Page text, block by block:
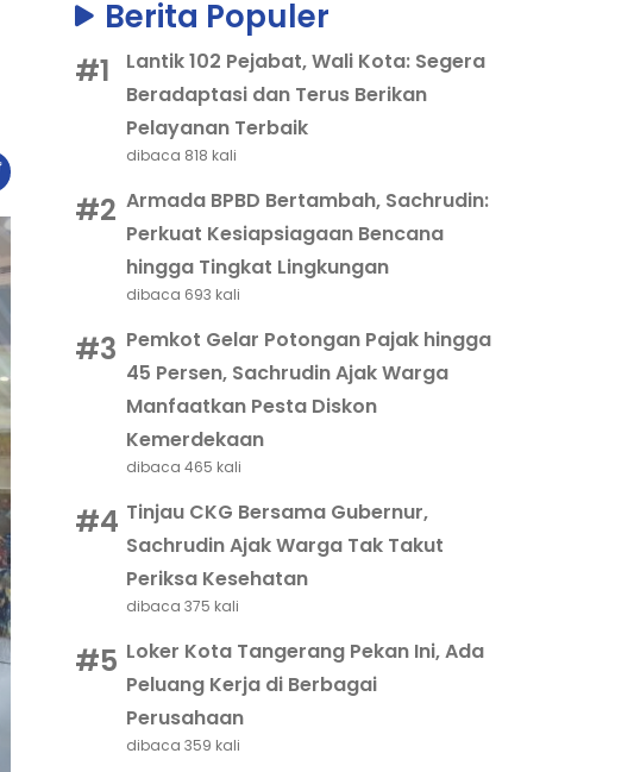
Berita Populer
#1
Lantik 102 Pejabat, Wali Kota: Segera
Beradaptasi dan Terus Berikan
Pelayanan Terbaik
dibaca 818 kali
#2 Armada BPBD Bertambah, Sachrudin:
Perkuat Kesiapsiagaan Bencana
hingga Tingkat Lingkungan
dibaca 693 kali
#3 Pemkot Gelar Potongan Pajak hingga
45 Persen, Sachrudin Ajak Warga
Manfaatkan Pesta Diskon
Kemerdekaan
dibaca 465 kali
#4 Tinjau CKG Bersama Gubernur,
Sachrudin Ajak Warga Tak Takut
Periksa Kesehatan
dibaca 375 kali
#5 Loker Kota Tangerang Pekan Ini, Ada
Peluang Kerja di Berbagai
Perusahaan
dibaca 359 kali